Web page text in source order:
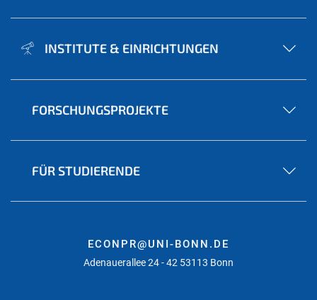
INSTITUTE & EINRICHTUNGEN
FORSCHUNGSPROJEKTE
FÜR STUDIERENDE
ECONPR@UNI-BONN.DE
Adenauerallee 24 - 42 53113 Bonn